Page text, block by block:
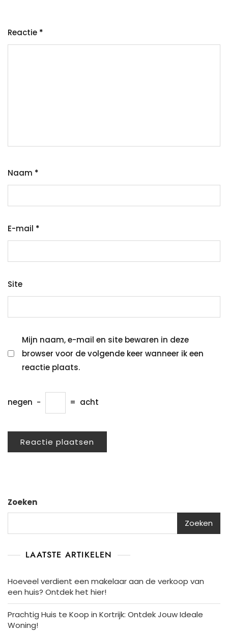
Reactie *
Naam *
E-mail *
Site
Mijn naam, e-mail en site bewaren in deze
browser voor de volgende keer wanneer ik een
reactie plaats.
negen − = acht
Zoeken
Zoeken
LAATSTE ARTIKELEN
Hoeveel verdient een makelaar aan de verkoop van
een huis? Ontdek het hier!
Prachtig Huis te Koop in Kortrijk: Ontdek Jouw Ideale
Woning!